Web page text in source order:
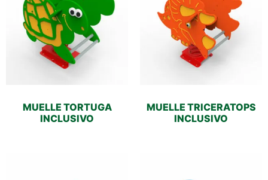
MUELLE TORTUGA
INCLUSIVO
MUELLE TRICERATOPS
INCLUSIVO